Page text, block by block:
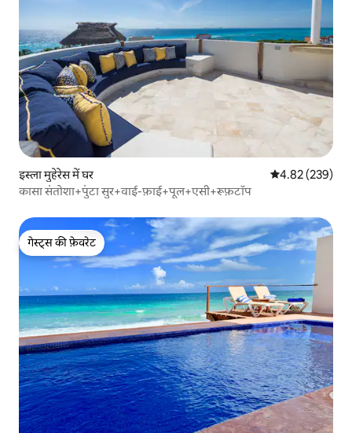
इस्ला मुहेरेस में घर औसत रेटिंग 5 में से
4.82 (239)
कासा संतोशा+पुंटा सुर+वाई-फ़ाई+पूल+एसी+रूफ़टॉप
गेस्ट्स की फ़ेवरेट
गेस्ट्स की फ़ेवरेट